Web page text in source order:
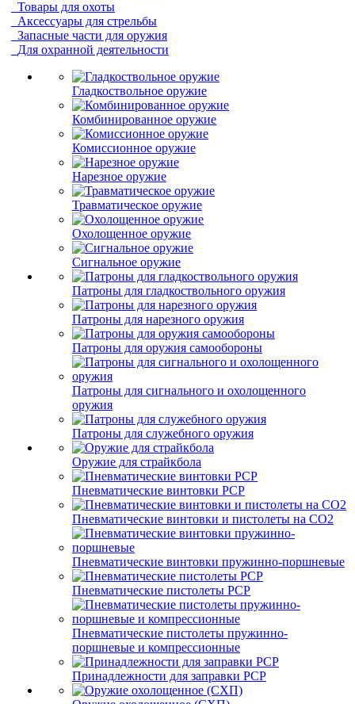
Товары для охоты
Аксессуары для стрельбы
Запасные части для оружия
Для охранной деятельности
Гладкоствольное оружие
Комбинированное оружие
Комиссионное оружие
Нарезное оружие
Травматическое оружие
Охолощенное оружие
Сигнальное оружие
Патроны для гладкоствольного оружия
Патроны для нарезного оружия
Патроны для оружия самообороны
Патроны для сигнального и охолощенного
оружия
Патроны для служебного оружия
Оружие для страйкбола
Пневматические винтовки PCP
Пневматические винтовки и пистолеты на CO2
Пневматические винтовки пружинно-поршневые
Пневматические пистолеты PCP
Пневматические пистолеты пружинно-
поршневые и компрессионные
Принадлежности для заправки PCP